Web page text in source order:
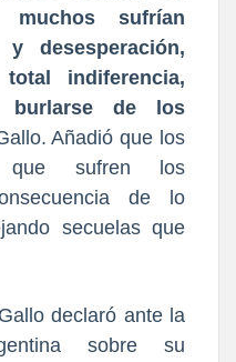
muchos sufrían
desesperación,
indiferencia,
burlarse de los
Añadió que los
que sufren los
de lo
secuelas que
declaró ante la
sobre su